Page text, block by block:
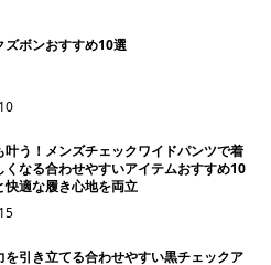
ズボンおすすめ10選
叶う！メンズチェックワイドパンツで着
くなる合わせやすいアイテムおすすめ10
快適な履き心地を両立
を引き立てる合わせやすい黒チェックア